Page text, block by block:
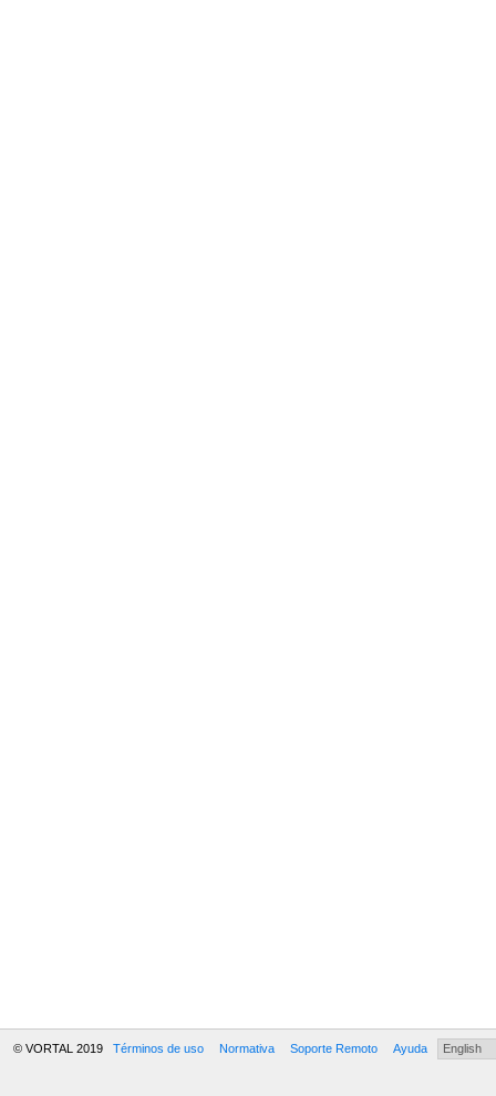
© VORTAL 2019 Términos de uso Normativa Soporte Remoto Ayuda